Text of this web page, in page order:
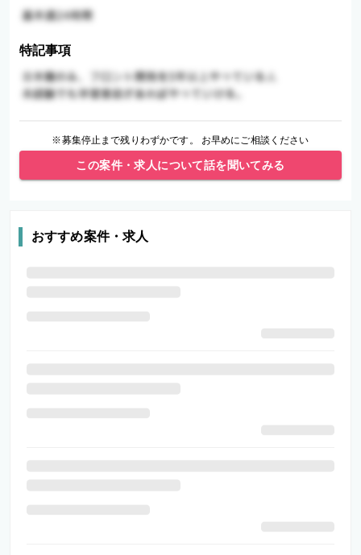
特記事項
※募集停止まで残りわずかです。 お早めにご相談ください
この案件・求人について話を聞いてみる
おすすめ案件・求人